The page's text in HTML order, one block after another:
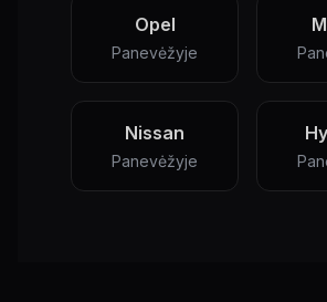
Opel
Panevėžyje
Nissan
Panevėžyje